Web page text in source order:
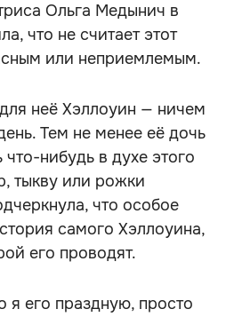
Ольга Медынич в
что не считает этот
или неприемлемым.
неё Хэллоуин — ничем
Тем не менее её дочь
нибудь в духе этого
тыкву или рожки
что особое
самого Хэллоуина,
его проводят.
я его праздную, просто